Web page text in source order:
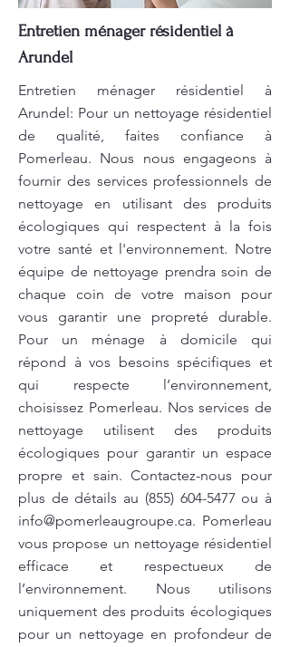
Entretien ménager résidentiel à
Arundel
Entretien ménager résidentiel à
Arundel: Pour un nettoyage résidentiel
de qualité, faites confiance à
Pomerleau. Nous nous engageons à
fournir des services professionnels de
nettoyage en utilisant des produits
écologiques qui respectent à la fois
votre santé et l'environnement. Notre
équipe de nettoyage prendra soin de
chaque coin de votre maison pour
vous garantir une propreté durable.
Pour un ménage à domicile qui
répond à vos besoins spécifiques et
qui respecte l’environnement,
choisissez Pomerleau. Nos services de
nettoyage utilisent des produits
écologiques pour garantir un espace
propre et sain. Contactez-nous pour
plus de détails au (855) 604-5477 ou à
info@pomerleaugroupe.ca. Pomerleau
vous propose un nettoyage résidentiel
efficace et respectueux de
l’environnement. Nous utilisons
uniquement des produits écologiques
pour un nettoyage en profondeur de